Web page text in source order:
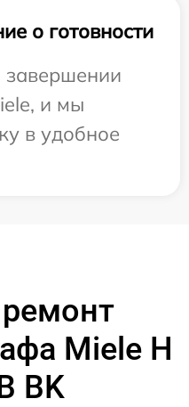
о готовности
и мы
в удобное
Miele H
BK